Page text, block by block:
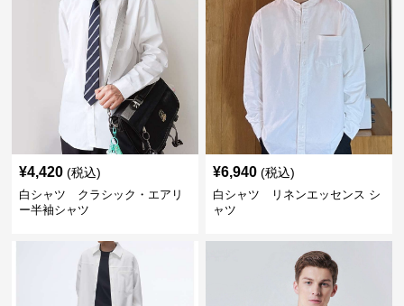
¥4,420 (税込)
白シャツ クラシック・エアリ
ー半袖シャツ
¥6,940 (税込)
白シャツ リネンエッセンス シ
ャツ